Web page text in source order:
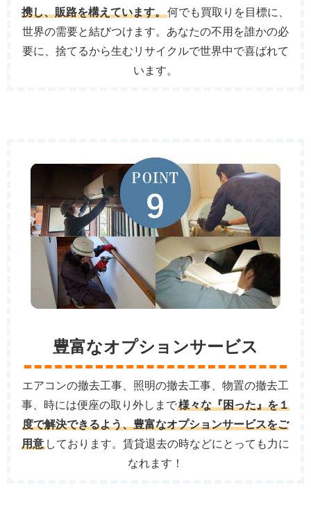
携し、販路を構えています。何でも買取りを目標に、
世界の需要と結びつけます。あなたの不用を誰かの必
要に、捨てるから生むリサイクルで世界中で喜ばれて
います。
豊富なオプションサービス
エアコンの撤去工事、照明の撤去工事、物置の撤去工
事、時には便座の取り外しまで様々な『困った』を１
度で解決できるよう、豊富なオプションサービスをご
用意 しております。賃貸退去の時などにとっても力に
なれます！